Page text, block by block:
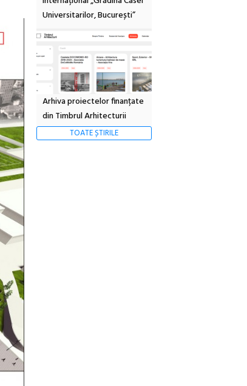
Universitarilor, București”
Arhiva proiectelor finanțate
din Timbrul Arhitecturii
TOATE ȘTIRILE